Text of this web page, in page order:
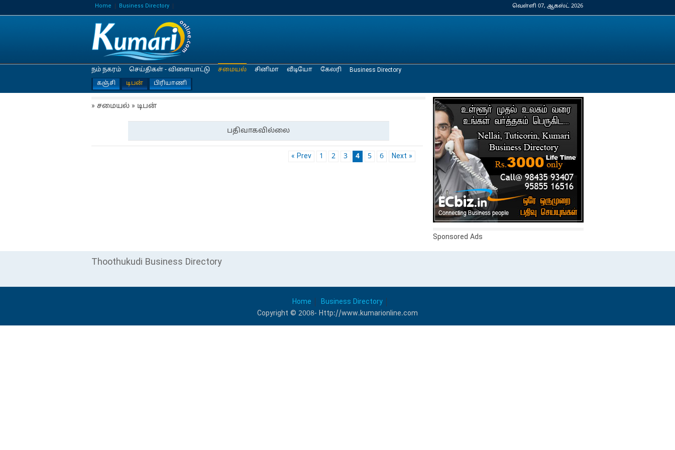
Home Business Directory வெள்ளி 07, ஆகஸ்ட் 2026
நம் நகரம் செய்திகள் - விளையாட்டு
சமையல்
கஞ்சி
டிபன் பிரியாணி
சினிமா வீடியோ கேலரி Business Directory
» சமையல் » டிபன்
பதிவாகவில்லை
« Prev 1 2 3 4 5 6 Next »
Sponsored Ads
Thoothukudi Business Directory
Home
Business Directory
Copyright © 2008- Http://www.kumarionline.com